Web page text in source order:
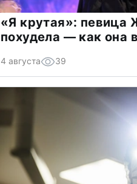
«Я крутая»: певица
похудела — как она
4 августа 39